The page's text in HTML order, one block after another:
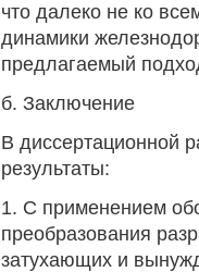
что далеко не ко
динамики
предлагаемый
б. Заключение
В диссертационной
результаты:
1. С применением
преобразования
затухающих и